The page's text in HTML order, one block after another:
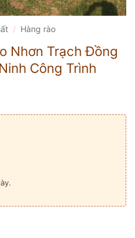
/ Hàng rào
Nhơn Trạch Đồng
Công Trình